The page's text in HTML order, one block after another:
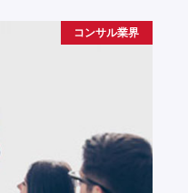
コンサル業界